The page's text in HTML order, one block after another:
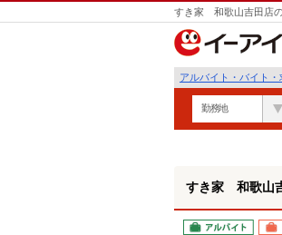
すき家 和歌山吉田店
アルバイト・バイト
勤務地
すき家 和歌山